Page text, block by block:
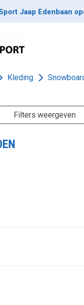
Jaap Edenbaan
Kleding
Filters weergeven